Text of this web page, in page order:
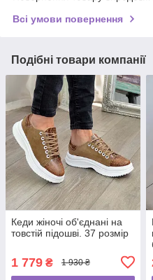
Всі умови повернення
Подібні товари компанії
Кеди жіночі об'єднані на
товстій підошві. 37 розмір
1 779 ₴ 1 930 ₴